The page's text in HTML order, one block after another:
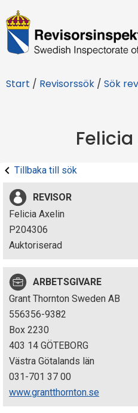
R
e
i
r
s
i
n
p
e
k
t
i
Start / Revisorssök / Sök
Tillbaka till sök
REVISOR
Felicia Axelin
P204306
Auktoriserad
ARBETSGIVARE
Grant Thornton Sweden AB
556356-9382
Box 2230
403 14 GÖTEBORG
Västra Götalands län
031-701 37 00
www.grantthornton.se